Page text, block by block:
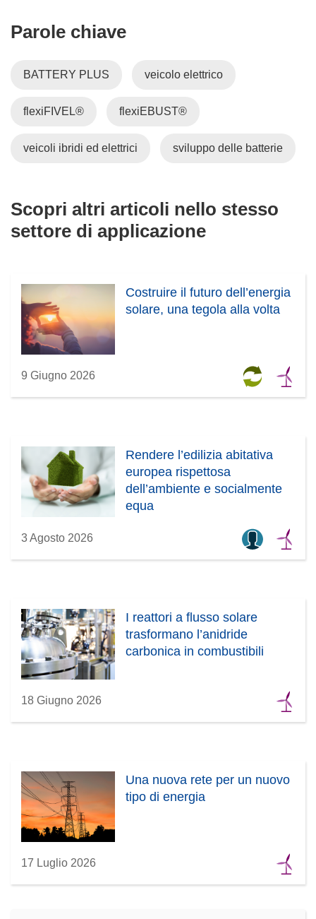
Parole chiave
BATTERY PLUS veicolo elettrico
flexiFIVEL® flexiEBUST®
veicoli ibridi ed elettrici sviluppo delle batterie
Scopri altri articoli nello stesso
settore di applicazione
Costruire il futuro dell’energia
solare, una tegola alla volta
9 Giugno 2026
Rendere l’edilizia abitativa
europea rispettosa
dell’ambiente e socialmente
equa
3 Agosto 2026
I reattori a flusso solare
trasformano l’anidride
carbonica in combustibili
18 Giugno 2026
Una nuova rete per un nuovo
tipo di energia
17 Luglio 2026